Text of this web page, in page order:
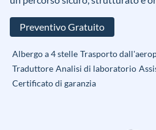
Preventivo Gratuito
Albergo a 4 stelle Trasporto
Traduttore Analisi di laboratorio
Certificato di garanzia